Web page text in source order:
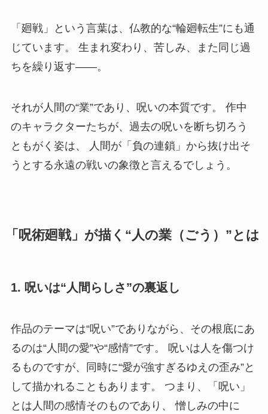
「廻戦」という言葉は、仏教的な“輪廻転生”にも通
じています。 生まれ変わり、苦しみ、また同じ過
ちを繰り返す――。
それが人間の“業”であり、呪いの本質です。 作中
のキャラクターたちが、過去の呪いを断ち切ろう
ともがく姿は、 人間が「負の連鎖」から抜け出そ
うとする永遠の戦いの象徴と言えるでしょう。
「呪術廻戦」が描く“人の業（ごう）”とは
1. 呪いは“人間らしさ”の裏返し
作品のテーマは“呪い”でありながら、その根底にあ
るのは“人間の愛”や“感情”です。 呪いは人を傷つけ
るものですが、同時に“愛が強すぎるゆえの歪み”と
して描かれることもあります。 つまり、「呪い」
とは人間の感情そのものであり、 憎しみの中に